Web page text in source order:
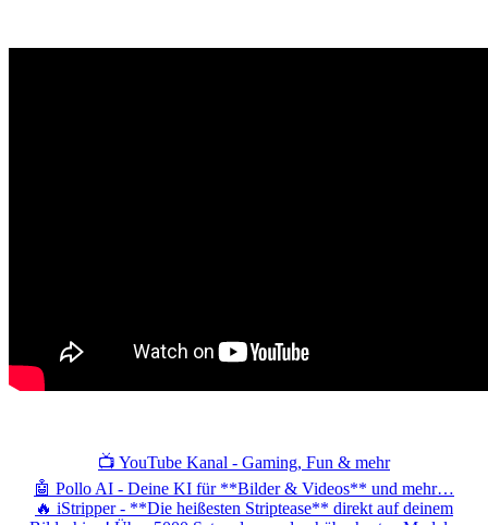
📺 YouTube Kanal - Gaming, Fun & mehr
🤖 Pollo AI - Deine KI für **Bilder & Videos** und mehr…
🔥 iStripper - **Die heißesten Striptease** direkt auf deinem